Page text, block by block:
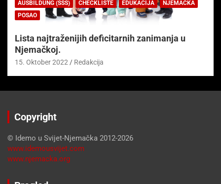
AUSBILDUNG (SSS) CHECKLISTE EDUKACIJA
NJEMAČKA
POSAO
Lista najtraženijih deficitarnih zanimanja u
Njemačkoj.
15. Oktober 2022 Redakcija
Copyright
© Idemo u Svijet-Njemačka 2012-2026
www.idemousvijet.com
www.njemacka.org